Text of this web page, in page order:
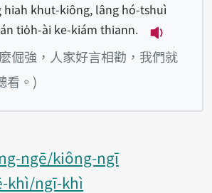
hiah khut-kiông, lâng hó-tshuì
tio̍h-ài ke-kiám thiann.
播放例
倔強，人家好言相勸，我們就
看。)
ngē/kiông-ngī
khì/ngī-khì